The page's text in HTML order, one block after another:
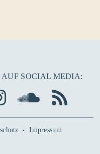
AUF SOCIAL MEDIA:
Impressum